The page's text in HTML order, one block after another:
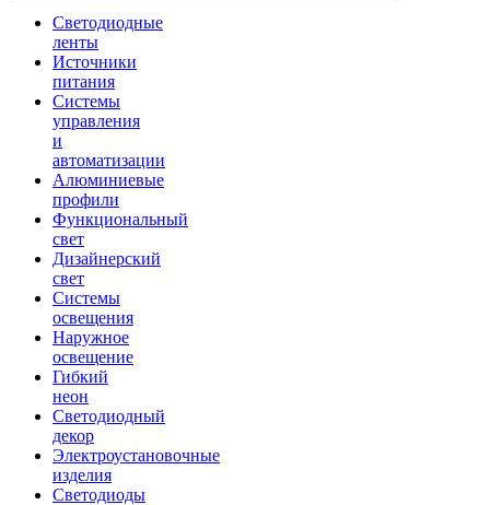
Светодиодные
ленты
Источники
питания
Системы
управления
и
автоматизации
Алюминиевые
профили
Функциональный
свет
Дизайнерский
свет
Системы
освещения
Наружное
освещение
Гибкий
неон
Светодиодный
декор
Электроустановочные
изделия
Светодиоды